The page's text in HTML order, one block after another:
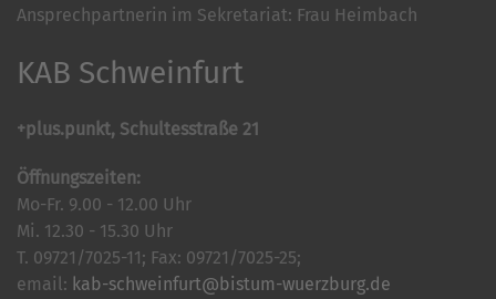
Ansprechpartnerin im Sekretariat: Frau Heimbach
KAB Schweinfurt
+plus.punkt, Schultesstraße 21
Öffnungszeiten:
Mo-Fr. 9.00 - 12.00 Uhr
Mi. 12.30 - 15.30 Uhr
T. 09721/7025-11; Fax: 09721/7025-25;
email: kab-schweinfurt@bistum-wuerzburg.de